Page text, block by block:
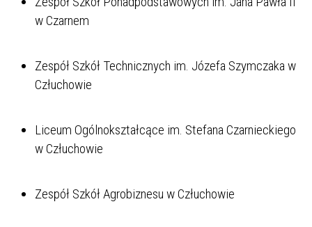
w Czarnem
Zespół Szkół Technicznych im. Józefa Szymczaka w
Człuchowie
Liceum Ogólnokształcące im. Stefana Czarnieckiego
w Człuchowie
Zespół Szkół Agrobiznesu w Człuchowie